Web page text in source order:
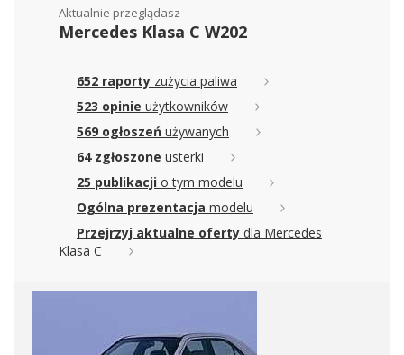
Aktualnie przeglądasz
Mercedes Klasa C W202
652 raporty zużycia paliwa
523 opinie użytkowników
569 ogłoszeń używanych
64 zgłoszone usterki
25 publikacji o tym modelu
Ogólna prezentacja modelu
Przejrzyj aktualne oferty dla Mercedes
Klasa C